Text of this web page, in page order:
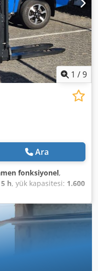
1 /9
Ara
fonksiyonel,
5 h, yük kapasitesi: 1.600
triplex, inşaat
1.150 mm, boş
1.964 mm, çekiş tipi:
Direk tipi: Tripleks
Teknik Durum: Yeni
durumu: 80 - 100%